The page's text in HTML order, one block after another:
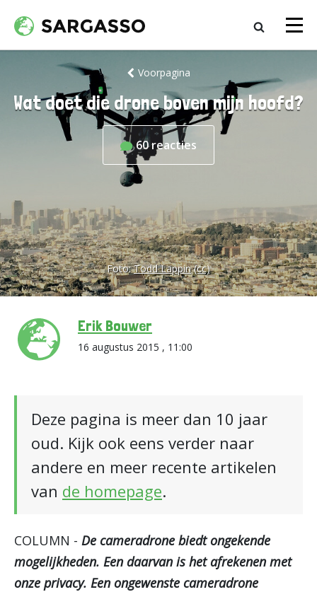
Voorpagina
Wat doet die drone boven mijn hoofd?
60reacties
Foto:Todd Lappin (cc)
Erik Bouwer
16 augustus 2015 , 11:00
Deze pagina is meer dan 10 jaar
oud. Kijk ook eens verder naar
andere en meer recente artikelen
van de homepage.
COLUMN - De cameradrone biedt ongekende
mogelijkheden. Een daarvan is het afrekenen met
onze privacy. Een ongewenste cameradrone